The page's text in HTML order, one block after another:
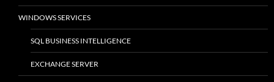
WINDOWS SERVICES
SQL BUSINESS INTELLIGENCE
EXCHANGE SERVER